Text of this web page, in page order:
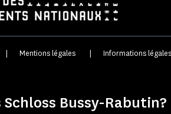
Mentions légales Informations
Bussy-